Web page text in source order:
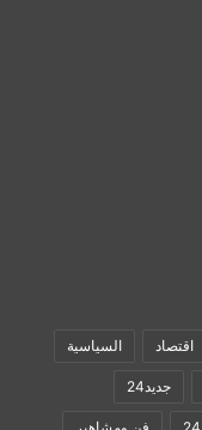
اقتصاد السياسية
جديد24